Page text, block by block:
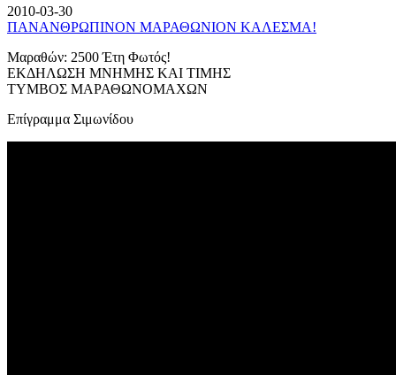
2010-03-30
ΠΑΝΑΝΘΡΩΠΙΝΟΝ ΜΑΡΑΘΩΝΙΟΝ ΚΑΛΕΣΜΑ!
Μαραθών: 2500 Έτη Φωτός!
ΕΚΔΗΛΩΣΗ ΜΝΗΜΗΣ ΚΑΙ ΤΙΜΗΣ
ΤΥΜΒΟΣ ΜΑΡΑΘΩΝΟΜΑΧΩΝ
Επίγραμμα Σιμωνίδου